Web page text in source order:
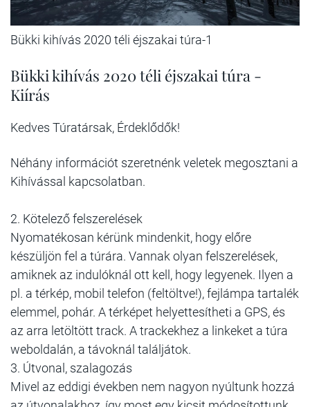
Bükki kihívás 2020 téli éjszakai túra-1
Bükki kihívás 2020 téli éjszakai túra -
Kiírás
Kedves Túratársak, Érdeklődők!
Néhány információt szeretnénk veletek megosztani a
Kihívással kapcsolatban.
2. Kötelező felszerelések
Nyomatékosan kérünk mindenkit, hogy előre
készüljön fel a túrára. Vannak olyan felszerelések,
amiknek az indulóknál ott kell, hogy legyenek. Ilyen a
pl. a térkép, mobil telefon (feltöltve!), fejlámpa tartalék
elemmel, pohár. A térképet helyettesítheti a GPS, és
az arra letöltött track. A trackekhez a linkeket a túra
weboldalán, a távoknál találjátok.
3. Útvonal, szalagozás
Mivel az eddigi években nem nagyon nyúltunk hozzá